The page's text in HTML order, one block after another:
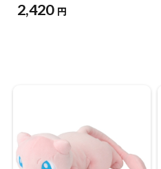
2,420 円